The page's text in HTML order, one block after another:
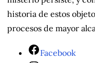
historia de estos
procesos de mayor
Facebook